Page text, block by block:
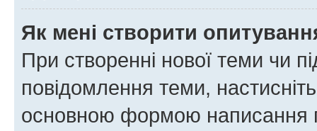
Як мені створити
При створенні нової теми чи
повідомлення теми,
основною формою написання